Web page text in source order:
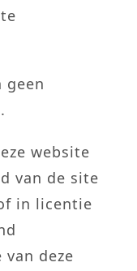
geen
website
van de site
in licentie
deze